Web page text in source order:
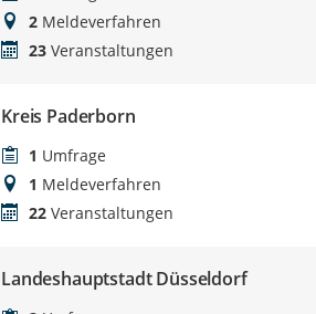
2 Meldeverfahren
23 Veranstaltungen
Kreis Paderborn
1 Umfrage
1 Meldeverfahren
22 Veranstaltungen
Landeshauptstadt Düsseldorf